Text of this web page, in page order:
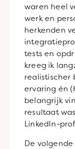
waren heel
werk en
herkenden
tests en
kreeg ik
realistischer
ervaring én
belangrijk
resultaat
LinkedIn-
De